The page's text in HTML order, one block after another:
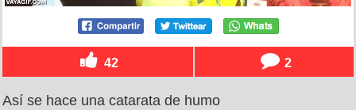
42 2
Así se hace una catarata de humo